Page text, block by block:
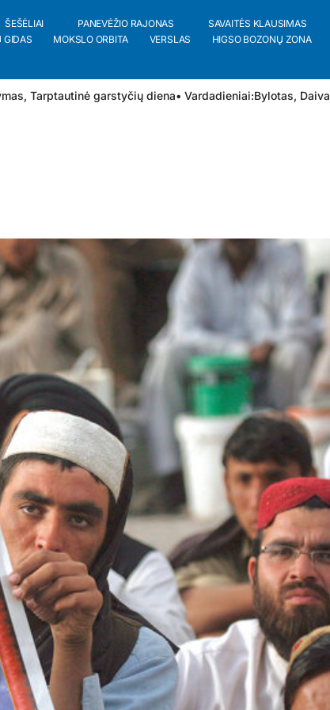
ŠEŠĖLIAI PANEVĖŽIO RAJONAS SAVAITĖS KLAUSIMAS
GIDAS MOKSLO ORBITA VERSLAS HIGSO BOZONŲ ZONA
Tarptautinė garstyčių diena• Vardadieniai:Bylotas, Daiva